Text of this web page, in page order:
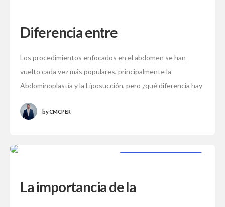
Diferencia entre
Los procedimientos enfocados en el abdomen se han
vuelto cada vez más populares, principalmente la
Abdominoplastía y la Liposucción, pero ¿qué diferencia hay
una
byCMCPER
La importancia de la